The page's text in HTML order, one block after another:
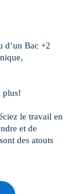
d’un Bac +2
plus!
le travail en
et de
des atouts